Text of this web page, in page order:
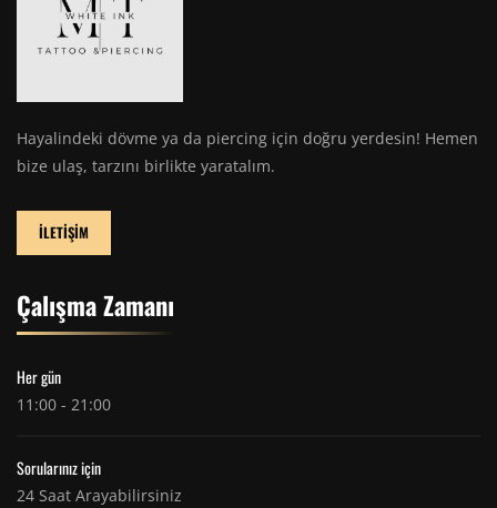
Hayalindeki dövme ya da piercing için doğru yerdesin! Hemen
bize ulaş, tarzını birlikte yaratalım.
İLETİŞİM
Çalışma Zamanı
Her gün
11:00 - 21:00
Sorularınız için
24 Saat Arayabilirsiniz